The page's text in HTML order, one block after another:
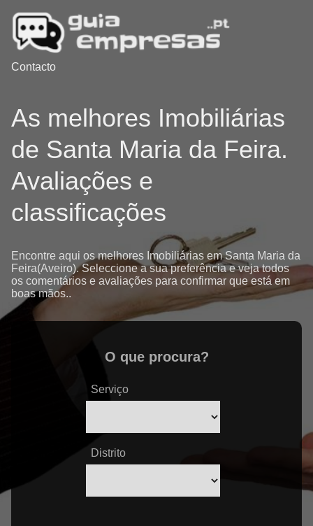
Contacto
As melhores Imobiliárias
de Santa Maria da Feira.
Avaliações e
classificações
Encontre aqui os melhores Imobiliárias em Santa Maria da
Feira(Aveiro). Seleccione a sua preferência e veja todos
os comentários e avaliações para confirmar que está em
boas mãos..
O que procura?
Serviço
Distrito